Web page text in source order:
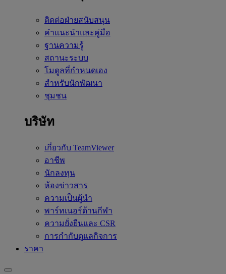
ติดต่อฝ่ายสนับสนุน
คำแนะนำและคู่มือ
ฐานความรู้
สถานะระบบ
โมดูลที่กำหนดเอง
สำหรับนักพัฒนา
ชุมชน
บริษัท
เกี่ยวกับ TeamViewer
อาชีพ
นักลงทุน
ห้องข่าวสาร
ความเป็นผู้นำ
พาร์ทเนอร์ด้านกีฬา
ความยั่งยืนและ CSR
การกำกับดูแลกิจการ
ราคา